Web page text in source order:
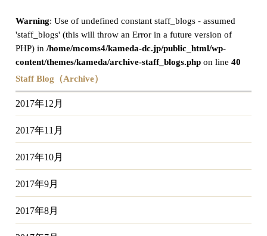
Warning: Use of undefined constant staff_blogs - assumed
'staff_blogs' (this will throw an Error in a future version of
PHP) in/home/mcoms4/kameda-dc.jp/public_html/wp-
content/themes/kameda/archive-staff_blogs.php on line40
Staff Blog（Archive）
2017年12月
2017年11月
2017年10月
2017年9月
2017年8月